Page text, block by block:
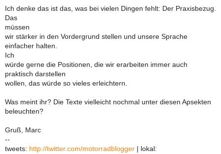
Ich denke das ist das, was bei vielen Dingen fehlt: Der Praxisbezug.
Das
müssen
wir stärker in den Vordergrund stellen und unsere Sprache
einfacher halten.
Ich
würde gerne die Positionen, die wir erarbeiten immer auch
praktisch darstellen
wollen, das würde so vieles erleichtern.
Was meint ihr? Die Texte vielleicht nochmal unter diesen Apsekten
beleuchten?
Gruß, Marc
--
tweets: http://twitter.com/motorradblogger | lokal: